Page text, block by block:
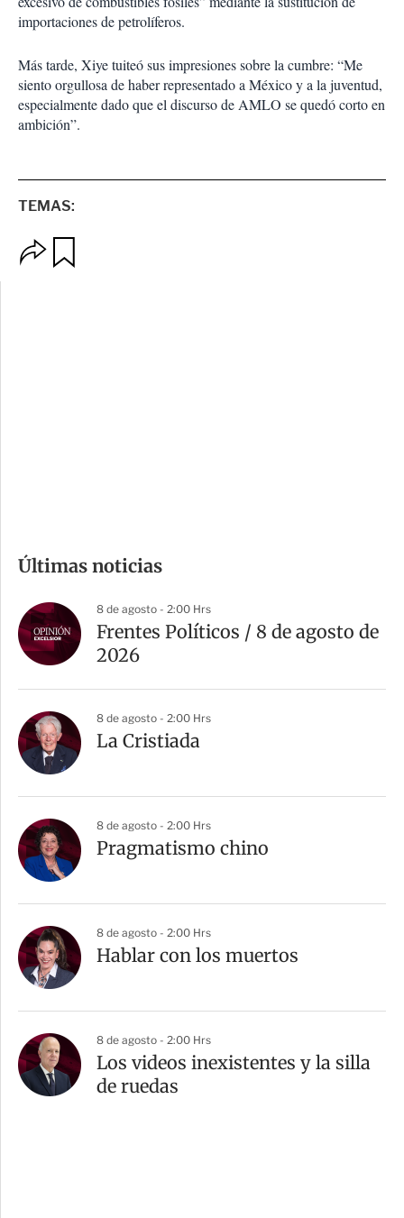
importaciones de petrolíferos.
Más tarde, Xiye tuiteó sus impresiones sobre la cumbre: “Me
siento orgullosa de haber representado a México y a la juventud,
especialmente dado que el discurso de AMLO se quedó corto en
ambición”.
TEMAS:
p
p
a
r
t
Últimas noticias
8 de agosto - 2:00 Hrs
Frentes Políticos / 8 de agosto de
2026
8 de agosto - 2:00 Hrs
La Cristiada
8 de agosto - 2:00 Hrs
Pragmatismo chino
8 de agosto - 2:00 Hrs
Hablar con los muertos
8 de agosto - 2:00 Hrs
Los videos inexistentes y la silla
de ruedas